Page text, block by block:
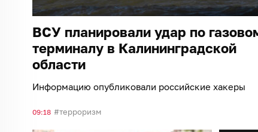
ВСУ планировали удар по
терминалу в Калининградской
области
Информацию опубликовали российские хакеры
09:18 терроризм